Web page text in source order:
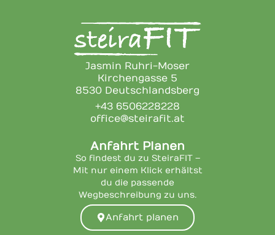
Jasmin Ruhri-Moser
Kirchengasse 5
8530 Deutschlandsberg
+43 6506228228
office@steirafit.at
Anfahrt Planen
So findest du zu SteiraFIT –
Mit nur einem Klick erhältst
du die passende
Wegbeschreibung zu uns.
Anfahrt planen